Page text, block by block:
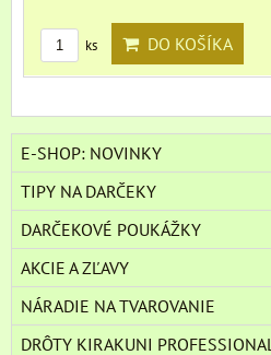
ks DO KOŠÍKA
E-SHOP: NOVINKY
TIPY NA DARČEKY
DARČEKOVÉ POUKÁŽKY
AKCIE A ZĽAVY
NÁRADIE NA TVAROVANIE
DRÔTY KIRAKUNI PROFESSIONAL